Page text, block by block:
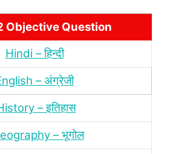
Objective Question
Hindi – हिन्‍दी
– अंग्रेजी
– इतिहास
– भूगोल